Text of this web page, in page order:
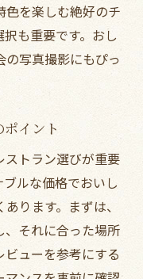
色を楽しむ絶好のチ
も重要です。おし
写真撮影にもぴっ
イント
トラン選びが重要
ルな価格でおいし
ります。まずは、
、それに合った場所
ューを参考にする